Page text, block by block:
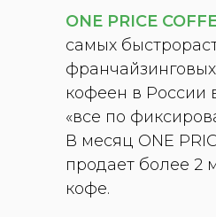
ONE PRICE
самых
кофеен в России
«все по
В месяц ONE
продает более 2
кофе.